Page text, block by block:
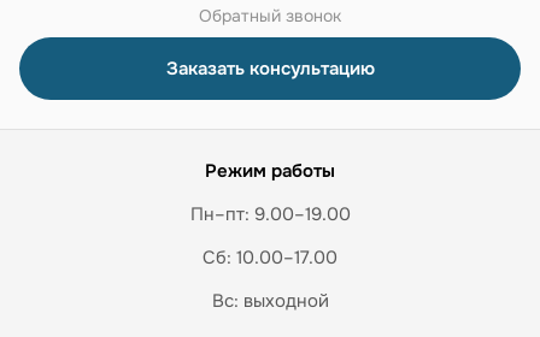
Обратный звонок
Заказать консультацию
Режим работы
Пн–пт: 9.00–19.00
Сб: 10.00–17.00
Вс: выходной